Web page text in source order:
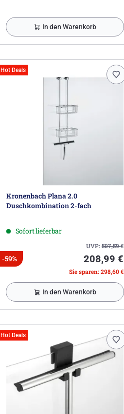
In den Warenkorb
Hot Deals
Kronenbach Plana 2.0
Duschkombination 2-fach
Sofort lieferbar
UVP:507,59€
-59% 208,99 €
Sie sparen: 298,60 €
In den Warenkorb
Hot Deals